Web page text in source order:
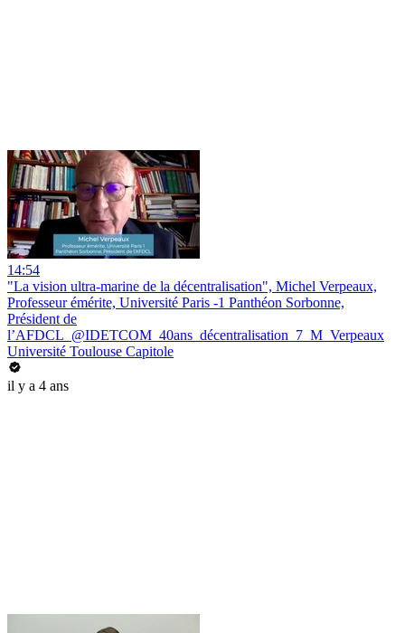
14:54
"La vision ultra-marine de la décentralisation", Michel Verpeaux,
Professeur émérite, Université Paris -1 Panthéon Sorbonne,
Président de
l’AFDCL_@IDETCOM_40ans_décentralisation_7_M_Verpeaux
Université Toulouse Capitole
il y a 4 ans